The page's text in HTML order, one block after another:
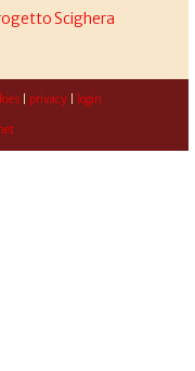
Scighera
| privacy| login